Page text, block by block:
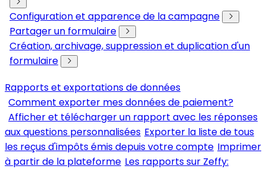
Configuration et apparence de la campagne
Partager un formulaire
Création, archivage, suppression et duplication d'un
formulaire
Rapports et exportations de données
Comment exporter mes données de paiement?
Afficher et télécharger un rapport avec les réponses
aux questions personnalisées Exporter la liste de tous
les reçus d'impôts émis depuis votre compte Imprimer
à partir de la plateforme Les rapports sur Zeffy: